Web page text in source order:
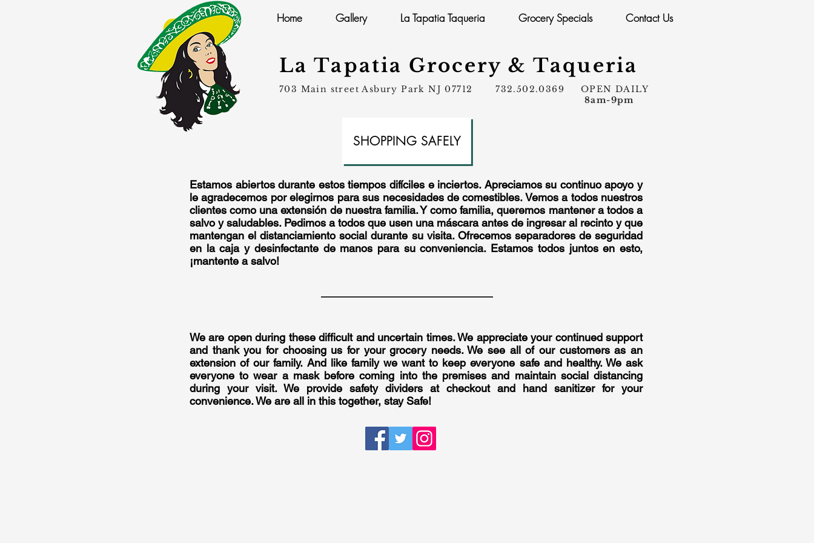
Home Gallery La Tapatia Taqueria Grocery Specials Contact Us
La Tapatia Grocery & Taqueria
703 Main street Asbury Park NJ 07712 732.502.0369 OPEN DAILY
8am-9pm
SHOPPING SAFELY
Estamos abiertos durante estos tiempos difíciles e inciertos. Apreciamos su continuo apoyo y
le agradecemos por elegirnos para sus necesidades de comestibles. Vemos a todos nuestros
clientes como una extensión de nuestra familia. Y como familia, queremos mantener a todos a
salvo y saludables. Pedimos a todos que usen una máscara antes de ingresar al recinto y que
mantengan el distanciamiento social durante su visita. Ofrecemos separadores de seguridad
en la caja y desinfectante de manos para su conveniencia. Estamos todos juntos en esto,
¡mantente a salvo!
We are open during these difficult and uncertain times. We appreciate your continued support
and thank you for choosing us for your grocery needs. We see all of our customers as an
extension of our family. And like family we want to keep everyone safe and healthy. We ask
everyone to wear a mask before coming into the premises and maintain social distancing
during your visit. We provide safety dividers at checkout and hand sanitizer for your
convenience. We are all in this together, stay Safe!